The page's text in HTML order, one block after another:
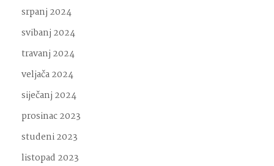
srpanj 2024
svibanj 2024
travanj 2024
veljača 2024
siječanj 2024
prosinac 2023
studeni 2023
listopad 2023